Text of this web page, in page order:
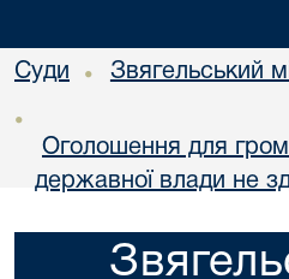
Суди • Звягельський
•
Оголошення для
державної влади не